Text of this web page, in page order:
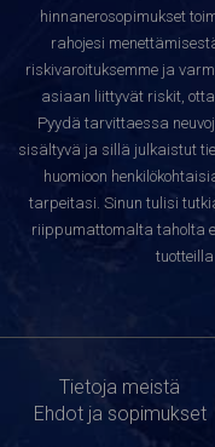
hinnanerosopimukset
rahojesi
riskivaroituksemme ja
asiaan liittyvät riskit,
Pyydä tarvittaessa
sisältyvä ja sillä julkaistut
huomioon
tarpeitasi. Sinun tulisi
riippumattomalta taholta
Tietoja meistä
Ehdot ja sopimukset